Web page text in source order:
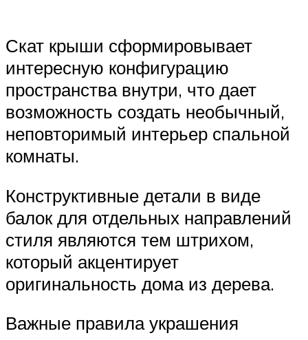
Скат крыши сформировывает
интересную конфигурацию
пространства внутри, что дает
возможность создать необычный,
неповторимый интерьер спальной
комнаты.
Конструктивные детали в виде
балок для отдельных направлений
стиля являются тем штрихом,
который акцентирует
оригинальность дома из дерева.
Важные правила украшения